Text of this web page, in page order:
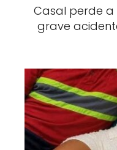
Casal perde
grave